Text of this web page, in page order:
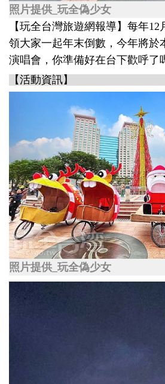
照片提供_玩全偽少女
【玩全台灣旅遊網報導】每年
領大家一起年末倒數，今年將於
演唱會，你準備好在台下歡呼了
【活動資訊】
照片提供_玩全偽少女